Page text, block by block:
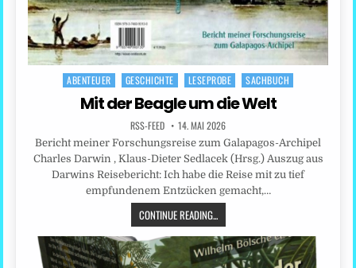
Posted
ABENTEUER GESCHICHTE LESEPROBE SACHBUCH
Mit der Beagle um die Welt
RSS-FEED 14. MAI 2026
Bericht meiner Forschungsreise zum Galapagos-Archipel
Charles Darwin , Klaus-Dieter Sedlacek (Hrsg.) Auszug aus
Darwins Reisebericht: Ich habe die Reise mit zu tief
empfundenem Entzücken gemacht,…
CONTINUE READING...